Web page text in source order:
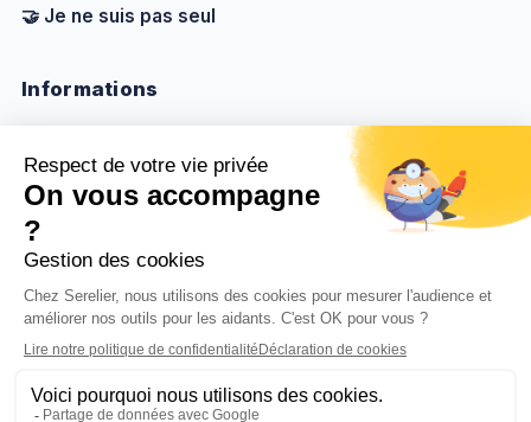
🤝 Je ne suis pas seul
Informations
Méthodologie & sources
Politique de confidentialité
Mentions légales
Gestion des cookies
© 2026Serelier. Tous droits réservés.